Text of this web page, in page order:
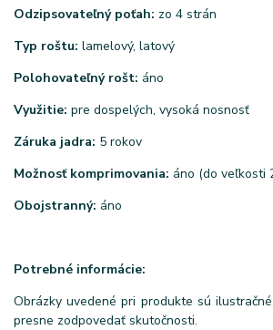
Odzipsovateľný poťah: zo 4 strán
Typ roštu: lamelový, latový
Polohovateľný rošt: áno
Využitie: pre dospelých, vysoká nosnosť
Záruka jadra: 5 rokov
Možnosť komprimovania: áno (do veľkosti
Obojstranný: áno
Potrebné informácie:
Obrázky uvedené pri produkte sú
presne zodpovedať skutočnosti.